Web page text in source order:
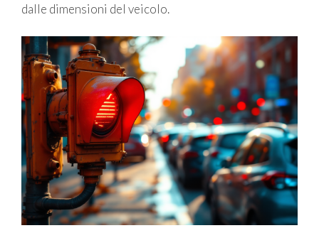
dalle dimensioni del veicolo.